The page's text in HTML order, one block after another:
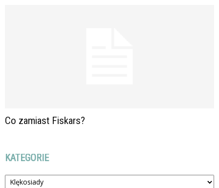
Co zamiast Fiskars?
KATEGORIE
Kategorie